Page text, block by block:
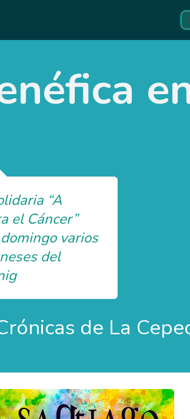
“A
el Cáncer”
varios
del
de La